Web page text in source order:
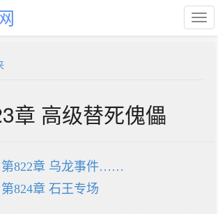
章 高级替死傀儡
第822章 乌龙事件……
第824章 石王专场